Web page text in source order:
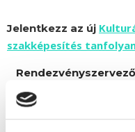
Jelentkezz az új
szakképesítés
szakképesítés
Képző